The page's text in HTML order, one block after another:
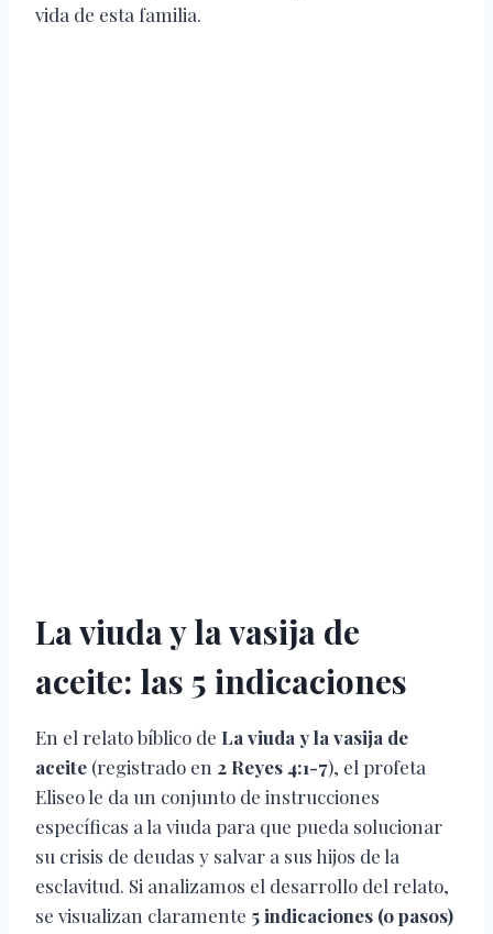
vida de esta familia.
La viuda y la vasija de
aceite: las 5 indicaciones
En el relato bíblico de La viuda y la vasija de
aceite (registrado en 2 Reyes 4:1-7), el profeta
Eliseo le da un conjunto de instrucciones
específicas a la viuda para que pueda solucionar
su crisis de deudas y salvar a sus hijos de la
esclavitud. Si analizamos el desarrollo del relato,
se visualizan claramente 5 indicaciones (o pasos)